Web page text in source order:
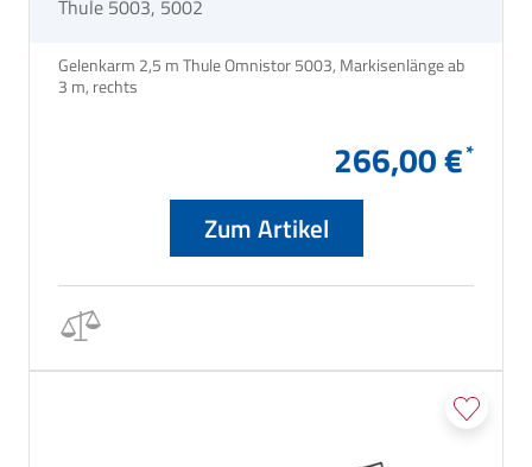
Thule 5003, 5002
Gelenkarm 2,5 m Thule Omnistor 5003, Markisenlänge ab
266,00 €
Zum Artikel